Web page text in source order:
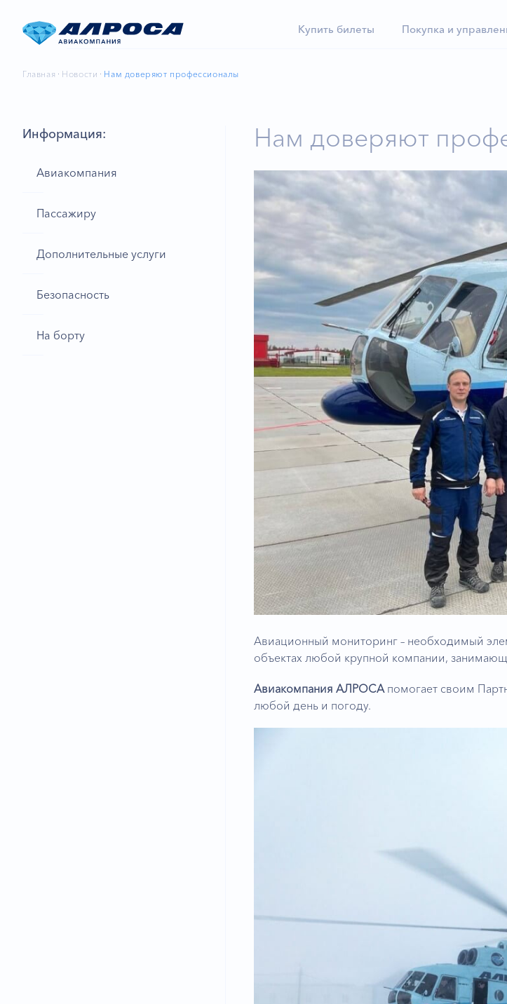
Купить билеты Покупка и
Главная Новости Нам доверяют профессионалы
Информация:
Авиакомпания
Пассажиру
Дополнительные услуги
Безопасность
На борту
Нам доверяют
Авиационный мониторинг – необходимый
объектах любой крупной компании,
Авиакомпания АЛРОСА помогает своим
любой день и погоду.